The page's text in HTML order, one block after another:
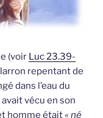
(voir Luc 23.39-
repentant de
dans l’eau du
vécu en son
homme était « né